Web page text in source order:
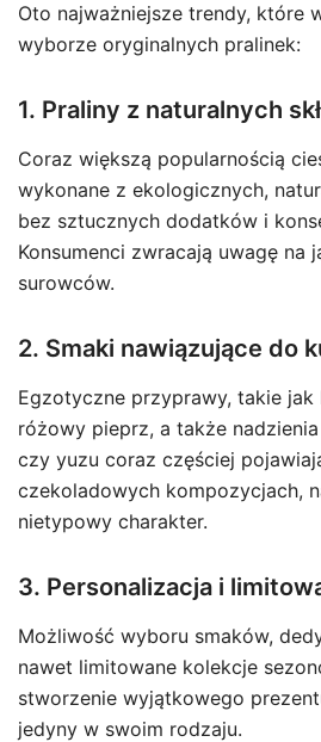
Oto najważniejsze trendy, które
wyborze oryginalnych pralinek:
1. Praliny z naturalnych
Coraz większą popularnością
wykonane z ekologicznych,
bez sztucznych dodatków i
Konsumenci zwracają uwagę na
surowców.
2. Smaki nawiązujące do
Egzotyczne przyprawy, takie
różowy pieprz, a także
czy yuzu coraz częściej
czekoladowych kompozycjach,
nietypowy charakter.
3. Personalizacja i
Możliwość wyboru smaków,
nawet limitowane kolekcje
stworzenie wyjątkowego
jedyny w swoim rodzaju.